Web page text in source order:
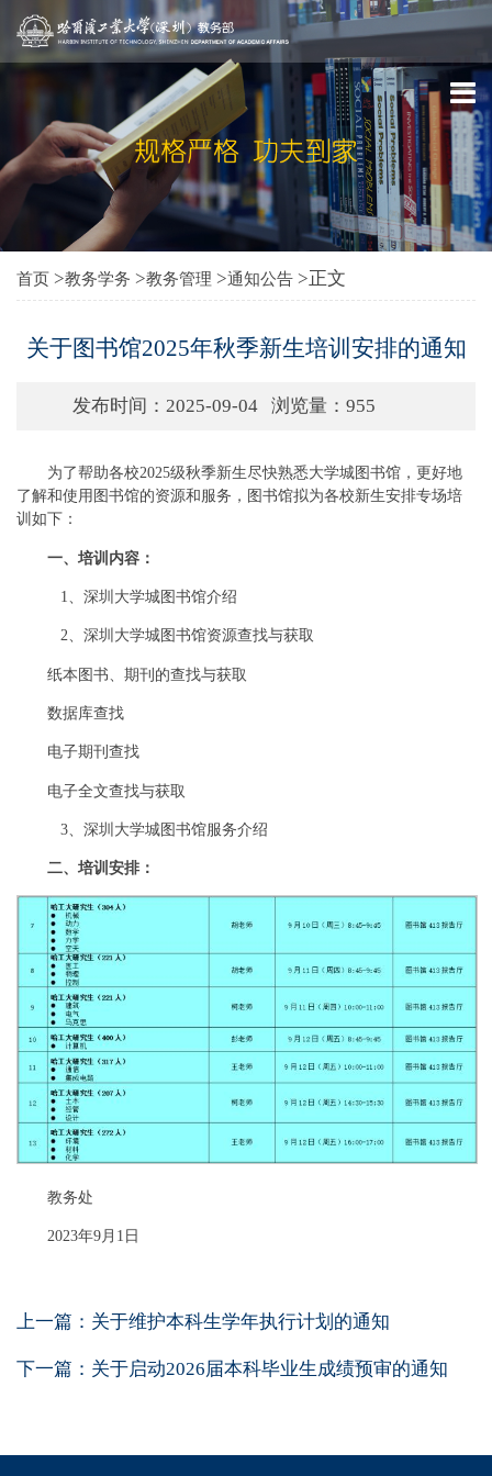
首页 >教务学务 >教务管理 >通知公告 >正文
关于图书馆2025年秋季新生培训安排的通知
发布时间：2025-09-04 浏览量： 955
为了帮助各校2025级秋季新生尽快熟悉大学城图书馆，更好地
了解和使用图书馆的资源和服务，图书馆拟为各校新生安排专场培
训如下：
一、培训内容：
1、深圳大学城图书馆介绍
2、深圳大学城图书馆资源查找与获取
纸本图书、期刊的查找与获取
数据库查找
电子期刊查找
电子全文查找与获取
3、深圳大学城图书馆服务介绍
二、培训安排：
教务处
2023年9月1日
上一篇： 关于维护本科生学年执行计划的通知
下一篇： 关于启动2026届本科毕业生成绩预审的通知